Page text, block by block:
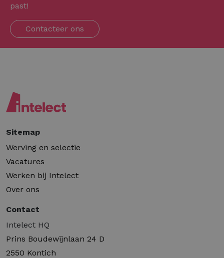
past!
Contacteer ons
Sitemap
Werving en selectie
Vacatures
Werken bij Intelect
Over ons
Contact
Intelect HQ
Prins Boudewijnlaan 24 D
2550 Kontich